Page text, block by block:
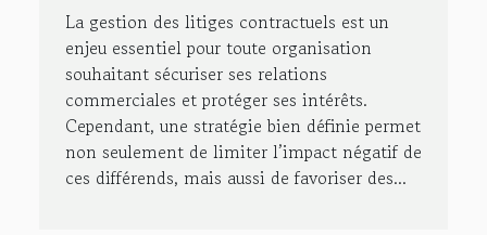
La gestion des litiges contractuels est un
enjeu essentiel pour toute organisation
souhaitant sécuriser ses relations
commerciales et protéger ses intérêts.
Cependant, une stratégie bien définie permet
non seulement de limiter l’impact négatif de
ces différends, mais aussi de favoriser des...